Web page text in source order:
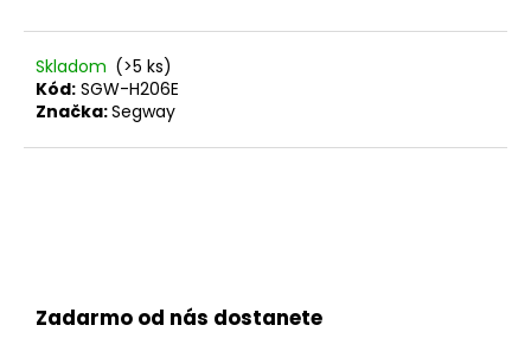
Skladom (>5 ks)
Kód: SGW-H206E
Značka:Segway
Zadarmo od nás dostanete
ú
č
a
m